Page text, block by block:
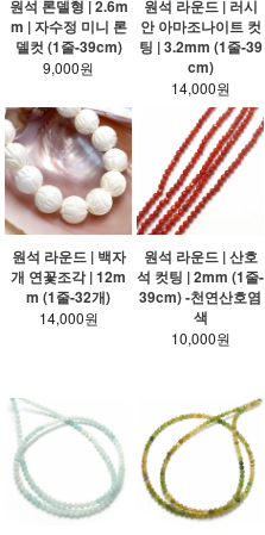
원석 론델형 | 2.6m
m | 자수정 미니 론
델컷 (1줄-39cm)
9,000원
원석 라운드 | 러시
안 아마조나이트 컷
팅 | 3.2mm (1줄-39
cm)
14,000원
원석 라운드 | 백자
개 연꽃조각 | 12m
m (1줄-32개)
14,000원
원석 라운드 | 산호
석 컷팅 | 2mm (1줄-
39cm) -천연산호염
색
10,000원